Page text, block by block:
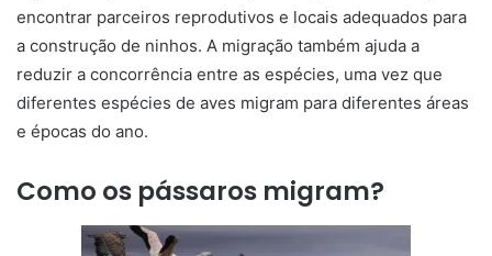
encontrar parceiros reprodutivos e locais adequados para
a construção de ninhos. A migração também ajuda a
reduzir a concorrência entre as espécies, uma vez que
diferentes espécies de aves migram para diferentes áreas
e épocas do ano.
Como os pássaros migram?